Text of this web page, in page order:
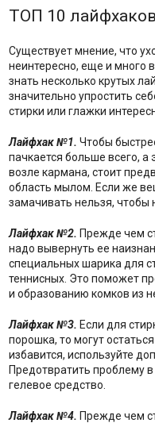
ТОП 10
Существует мнение, что
неинтересно, еще и много
знать несколько крутых
значительно упростить
стирки или глажки
Лайфхак №1. Чтобы
пачкается больше всего, а
возле кармана, стоит
область мылом. Если же
замачивать нельзя, чтобы
Лайфхак №2. Прежде чем
надо вывернуть ее
специальных шарика для
теннисных. Это поможет
и образованию комков из
Лайфхак №3. Если для
порошка, то могут
избавится, используйте
Предотвратить проблему
гелевое средство.
Лайфхак №4. Прежде чем